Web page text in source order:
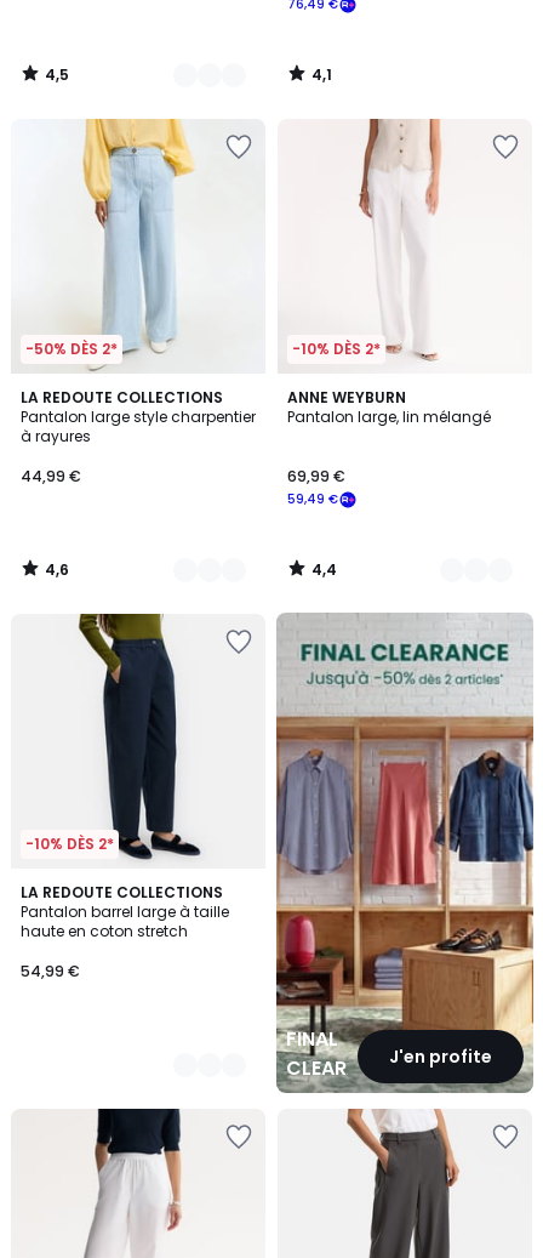
4,5
/
76,49 €
4,1
/
-50% DÈS 2*
LA REDOUTE COLLECTIONS
Pantalon large style charpentier
à rayures
44,99 €
4,6
/ 5
2
Couleurs
4,6
/
-10% DÈS 2*
ANNE WEYBURN
Pantalon large, lin mélangé
59,49 €
69,99 €
4,4
/ 5
2
Couleurs
4,4
/
-10% DÈS 2*
LA REDOUTE COLLECTIONS
Pantalon barrel large à taille
haute en coton stretch
54,99 €
2
Couleurs
FINAL
CLEARANCEJ'en profite
FINAL
CLEARANCE